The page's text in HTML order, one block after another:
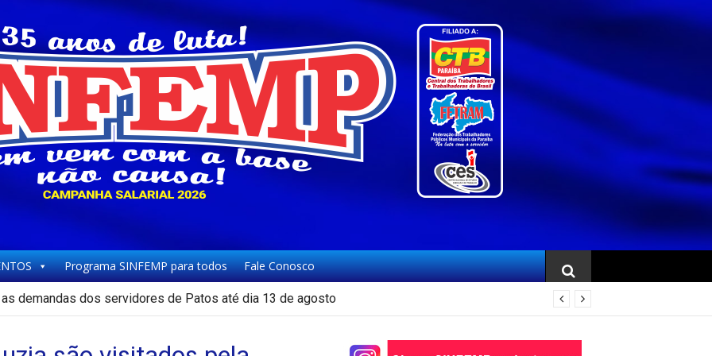
Programa SINFEMP para todos Fale Conosco
demandas dos servidores de Patos até dia 13 de agosto
de Patos paralisam e fazem protesto